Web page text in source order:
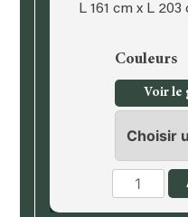
L 161 cm x L
Couleurs
Voir le
quantité
de